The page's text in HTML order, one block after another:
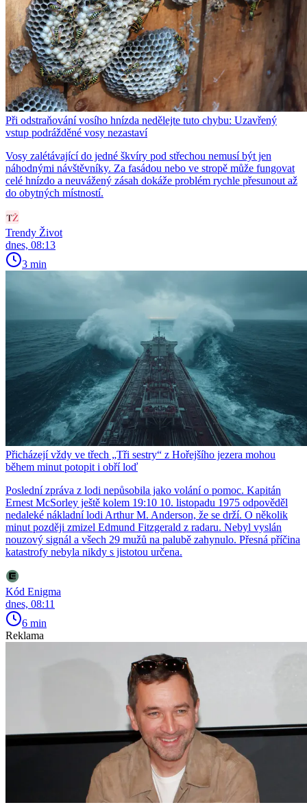
Při odstraňování vosího hnízda nedělejte tuto chybu: Uzavřený
vstup podrážděné vosy nezastaví
Vosy zalétávající do jedné škvíry pod střechou nemusí být jen
náhodnými návštěvníky. Za fasádou nebo ve stropě může fungovat
celé hnízdo a neuvážený zásah dokáže problém rychle přesunout až
do obytných místností.
Trendy Život
dnes, 08:13
3 min
Přicházejí vždy ve třech „Tři sestry“ z Hořejšího jezera mohou
během minut potopit i obří loď
Poslední zpráva z lodi nepůsobila jako volání o pomoc. Kapitán
Ernest McSorley ještě kolem 19:10 10. listopadu 1975 odpověděl
nedaleké nákladní lodi Arthur M. Anderson, že se drží. O několik
minut později zmizel Edmund Fitzgerald z radaru. Nebyl vyslán
nouzový signál a všech 29 mužů na palubě zahynulo. Přesná příčina
katastrofy nebyla nikdy s jistotou určena.
Kód Enigma
dnes, 08:11
6 min
Reklama